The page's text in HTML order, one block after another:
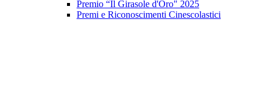
Premio “Il Girasole d'Oro" 2025
Premi e Riconoscimenti Cinescolastici